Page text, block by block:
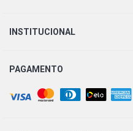
INSTITUCIONAL
PAGAMENTO